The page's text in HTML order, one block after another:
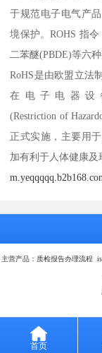
于规范电子电气产
境保护。ROHS 指
二苯醚(PBDE)等六
RoHS是由欧盟立法
在电子电器设
(Restriction of
正式实施，主要用
加有利于人体健康及
主营产品：质检报告办理流程
首页